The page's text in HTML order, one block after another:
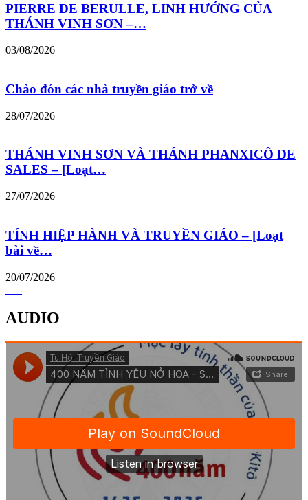
PIERRE DE BERULLE, LINH HƯỚNG CỦA
THÁNH VINH SƠN –…
03/08/2026
Chào đón các nhà truyền giáo trở về
28/07/2026
THÁNH VINH SƠN VÀ THÁNH PHANXICÔ DE
SALES – [Loạt…
27/07/2026
TÍNH HIỆP HÀNH VÀ TRUYỀN GIÁO – [Loạt
bài về…
20/07/2026
AUDIO